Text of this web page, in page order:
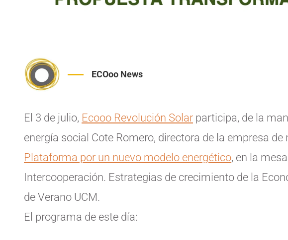
ECOoo News
El 3 de julio, Ecooo Revolución Solar participa, de la
energía social Cote Romero, directora de la empresa
Plataforma por un nuevo modelo energético, en la
Intercooperación. Estrategias de crecimiento de la
de Verano UCM.
El programa de este día: